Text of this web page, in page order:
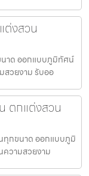
งสวน
าด ออกแบบภูมิทัศน์
สวยงาม รับออ
ตกแต่งสวน
ทุกขนาด ออกแบบภูมิ
ความสวยงาม